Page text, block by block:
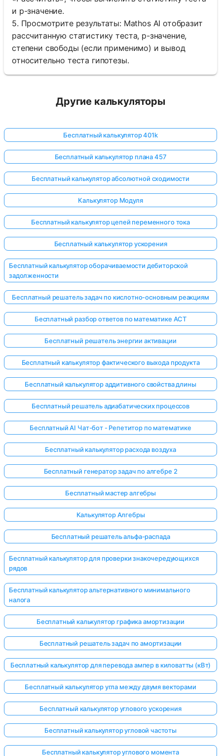
и p-значение.
5. Просмотрите результаты: Mathos AI отобразит
рассчитанную статистику теста, p-значение,
степени свободы (если применимо) и вывод
относительно теста гипотезы.
Другие калькуляторы
Бесплатный калькулятор 401k
Бесплатный калькулятор плана 457
Бесплатный калькулятор абсолютной сходимости
Калькулятор Модуля
Бесплатный калькулятор цепей переменного тока
Бесплатный калькулятор ускорения
Бесплатный калькулятор оборачиваемости дебиторской
задолженности
Бесплатный решатель задач по кислотно-основным реакциям
Бесплатный разбор ответов по математике ACT
Бесплатный решатель энергии активации
Бесплатный калькулятор фактического выхода продукта
Бесплатный калькулятор аддитивного свойства длины
Бесплатный решатель адиабатических процессов
Бесплатный AI Чат-бот - Репетитор по математике
Бесплатный калькулятор расхода воздуха
Бесплатный генератор задач по алгебре 2
Бесплатный мастер алгебры
Калькулятор Алгебры
Бесплатный решатель альфа-распада
Бесплатный калькулятор для проверки знакочередующихся
рядов
Бесплатный калькулятор альтернативного минимального
налога
Бесплатный калькулятор графика амортизации
Бесплатный решатель задач по амортизации
Бесплатный калькулятор для перевода ампер в киловатты (кВт)
Бесплатный калькулятор угла между двумя векторами
Бесплатный калькулятор углового ускорения
Бесплатный калькулятор угловой частоты
Бесплатный калькулятор углового момента